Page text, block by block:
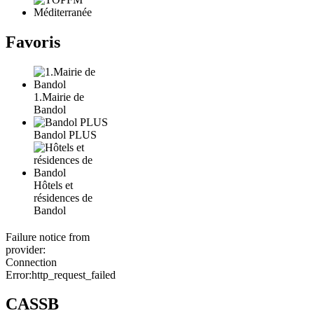
Favoris
1.Mairie de
Bandol
Bandol PLUS
Hôtels et
résidences de
Bandol
Failure notice from
provider:
Connection
Error:http_request_failed
CASSB